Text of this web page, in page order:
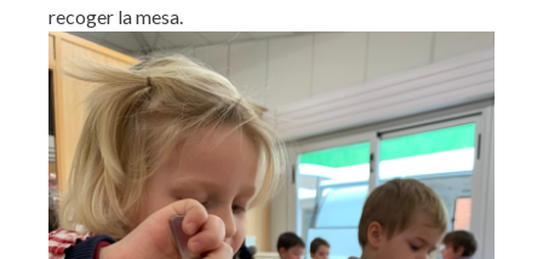
recoger la mesa.